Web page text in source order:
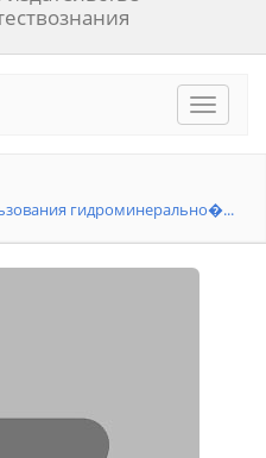
Toggle
гидроминерально�...